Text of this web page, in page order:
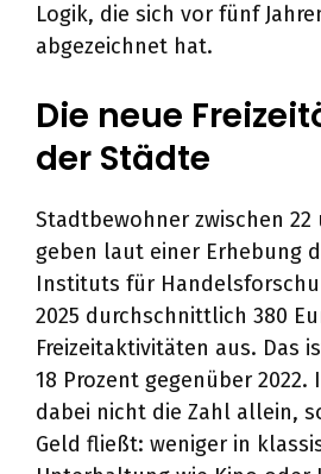
Logik, die sich vor fünf
abgezeichnet hat.
Die neue
der Städte
Stadtbewohner zwischen 22
geben laut einer Erhebung
Instituts für
2025 durchschnittlich 380
Freizeitaktivitäten aus. Das
18 Prozent gegenüber
dabei nicht die Zahl allein,
Geld fließt: weniger in